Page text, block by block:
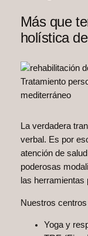
Más que
holística
Tratamiento
mediterráneo
La verdadera
verbal. Es por
atención de
poderosas
las
Nuestros
Yoga y